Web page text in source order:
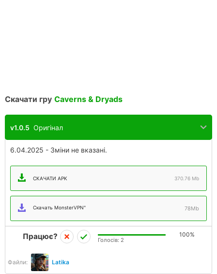
Скачати гру Caverns & Dryads
v1.0.5 Оригінал
6.04.2025 - Зміни не вказані.
СКАЧАТИ APK 370.76 Mb
Скачать MonsterVPN" 78Mb
Файли: Latika
Працює? 100%
Голосів: 2